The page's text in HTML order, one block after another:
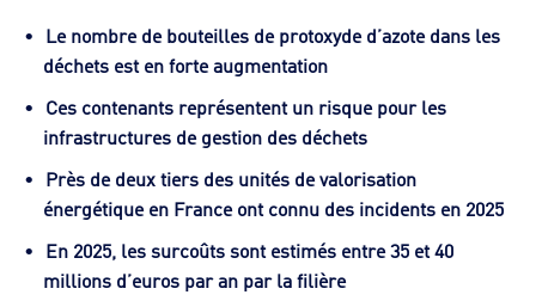
Le nombre de bouteilles de protoxyde d’azote dans les
déchets est en forte augmentation
Ces contenants représentent un risque pour les
infrastructures de gestion des déchets
Près de deux tiers des unités de valorisation
énergétique en France ont connu des incidents en 2025
En 2025, les surcoûts sont estimés entre 35 et 40
millions d’euros par an par la filière